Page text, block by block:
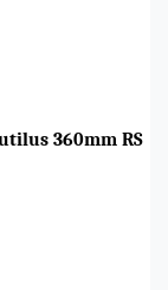
360mm RS